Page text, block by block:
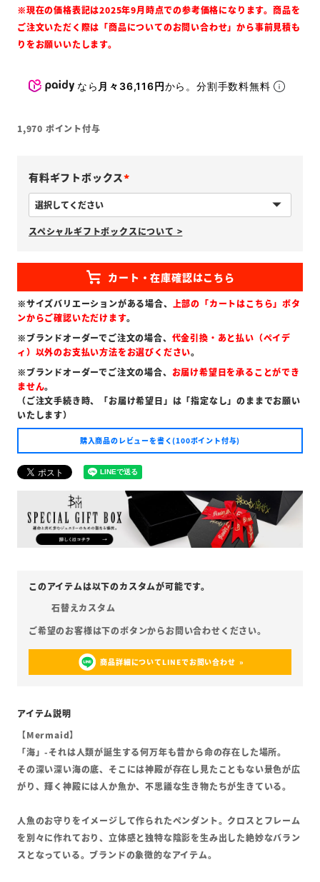
なら 月々36,116円から。分割手数料無料
1,970 ポイント付与
有料ギフトボックス
必
須
)
スペシャルギフトボックスについて >
※サイズバリエーションがある場合、 上部の「カートはこちら」ボタ
ンからご確認いただけます。
※ブランドオーダーでご注文の場合、 代金引換・あと払い（ペイデ
ィ）以外のお支払い方法をお選びください。
※ブランドオーダーでご注文の場合、 お届け希望日を承ることができ
ません。
（ご注文手続き時、「お届け希望日」は「指定なし」のままでお願い
いたします）
購入商品のレビューを書く(100ポイント付与)
石替えカスタム
商品詳細についてLINEでお問い合わせ
【Mermaid】
「海」-それは人類が誕生する何万年も昔から命の存在した場所。
その深い深い海の底、そこには神殿が存在し見たこともない景色が広
がり、輝く神殿には人か魚か、不思議な生き物たちが生きている。
人魚のお守りをイメージして作られたペンダント。クロスとフレーム
を別々に作れており、立体感と独特な陰影を生み出した絶妙なバラン
スとなっている。ブランドの象徴的なアイテム。